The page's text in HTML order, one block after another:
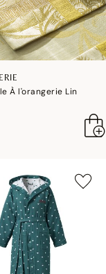
À l'orangerie Lin